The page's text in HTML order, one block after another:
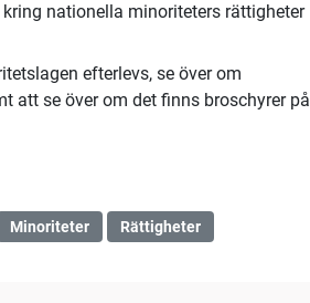
nationella minoriteters rättigheter
efterlevs, se över om
att se över om det finns broschyrer på
Minoriteter Rättigheter